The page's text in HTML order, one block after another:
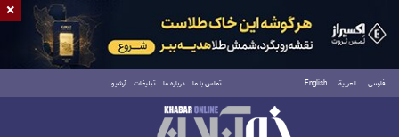
فارسی العربية English تماس با ما درباره ما تبلیغات آرشیو
جمعه ۱۶ مرداد ۱۴۰۵
×